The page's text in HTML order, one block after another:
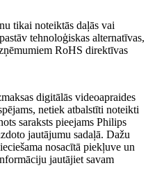
tikai noteiktās daļās vai
tehnoloģiskas alternatīvas,
RoHS direktīvas
digitālās videoapraides
netiek atbalstīti noteikti
saraksts pieejams Philips
jautājumu sadaļā. Dažu
nosacītā piekļuve un
jautājiet savam